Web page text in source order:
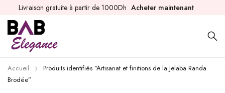
Livraison gratuite à partir de 1000Dh Acheter maintenant
Accueil
Produits identifiés “Artisanat et finitions de la Jelaba Randa
Brodée”